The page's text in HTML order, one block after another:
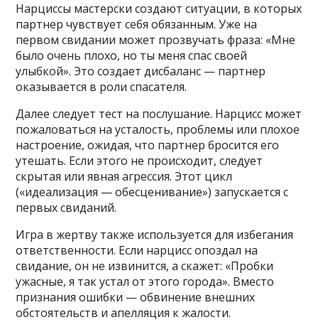
Нарциссы мастерски создают ситуации, в которых
партнер чувствует себя обязанным. Уже на
первом свидании может прозвучать фраза: «Мне
было очень плохо, но ты меня спас своей
улыбкой». Это создает дисбаланс — партнер
оказывается в роли спасателя.
Далее следует тест на послушание. Нарцисс может
пожаловаться на усталость, проблемы или плохое
настроение, ожидая, что партнер бросится его
утешать. Если этого не происходит, следует
скрытая или явная агрессия. Этот цикл
(«идеализация — обесценивание») запускается с
первых свиданий.
Игра в жертву также используется для избегания
ответственности. Если нарцисс опоздал на
свидание, он не извинится, а скажет: «Пробки
ужасные, я так устал от этого города». Вместо
признания ошибки — обвинение внешних
обстоятельств и апелляция к жалости.